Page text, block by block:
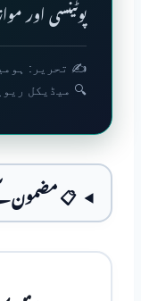
پوٹینسی اور
✍️ تحریر:
🔍 میڈیکل
📋 مضمون